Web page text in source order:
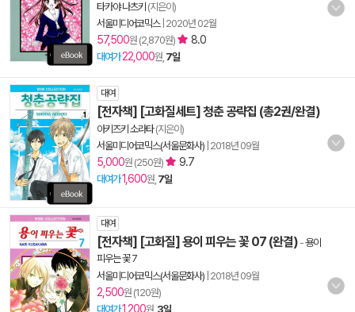
타카야 나츠키 (지은이)
서울미디어코믹스| 2020년 02월
57,500원 (2,870원) 8.0
대여가 22,000원, 7일
대여
[전자책] [고화질세트] 청춘 공략집 (총2권/완결)
아키즈키 소라타(지은이)
서울미디어코믹스(서울문화사) 2018년 09월
5,000원 (250원) 9.7
대여가1,600원, 7일
대여
[전자책] [고화질] 용이 피우는 꽃 07 (완결) -용이
피우는 꽃 7
서울미디어코믹스(서울문화사) 2018년 09월
2,500원 (120원)
대여가1,200원, 3일